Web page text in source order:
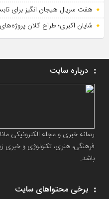
هفت سریال هیجان انگیز برای
شایان اکبری؛ طراح کلان
درباره سایت
رسانه خبری و مجله الکترونیکی
فرهنگی، هنری، تکنولوژی و
باشد.
برخی محتواهای سایت